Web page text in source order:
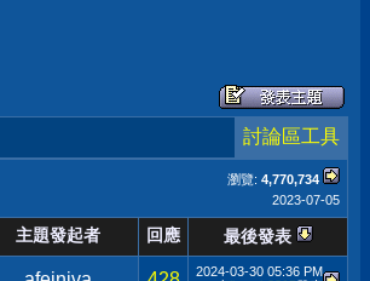
討論區工具
瀏覽: 4,770,734
2023-07-05
主題發起者 回應 最後發表
2024-03-30 05:36 PM